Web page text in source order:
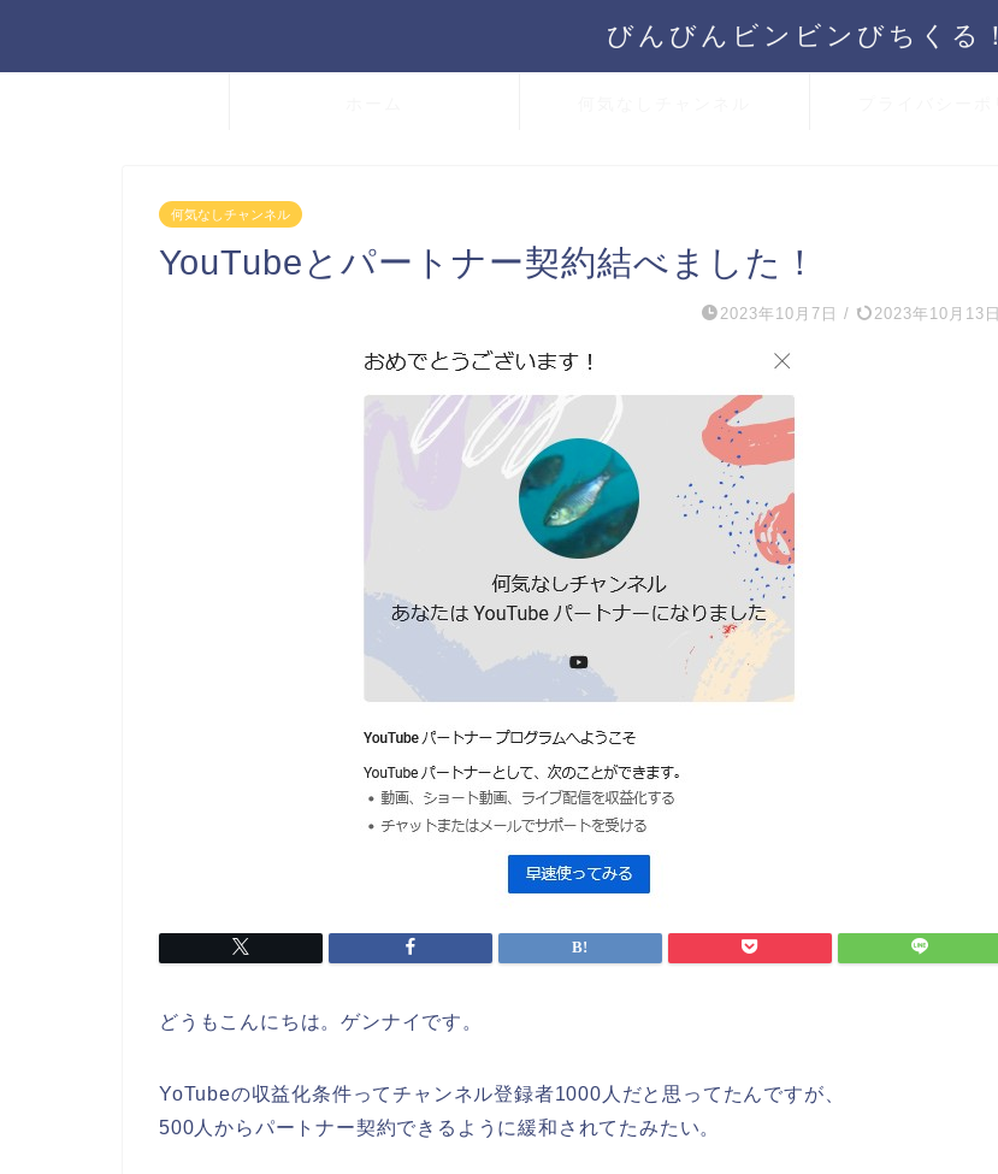
びんびんビンビンびちくる！
何気なしチャンネル
YouTubeとパートナー契約結べました！
2023年10月7日 / 2023年10月13日
どうもこんにちは。ゲンナイです。
YoTubeの収益化条件ってチャンネル登録者1000人だと思ってたんですが、
500人からパートナー契約できるように緩和されてたみたい。